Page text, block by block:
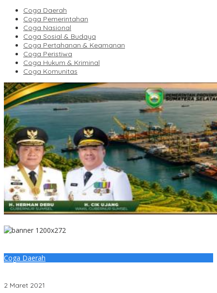
Coga Daerah
Coga Pemerintahan
Coga Nasional
Coga Sosial & Budaya
Coga Pertahanan & Keamanan
Coga Peristiwa
Coga Hukum & Kriminal
Coga Komunitas
Coga Daerah
2 Maret 2021